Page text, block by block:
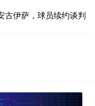
古伊萨，球员续约谈判